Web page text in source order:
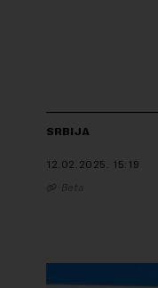
SRBIJA
12.02.2025. 15:19
Beta